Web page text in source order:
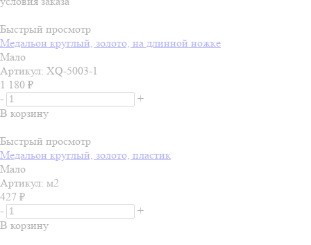
Быстрый просмотр
Медальон круглый, золото, на длинной ножке
Мало
Артикул: XQ-5003-1
1 180 ₽
-
+
В корзину
Быстрый просмотр
Медальон круглый, золото, пластик
Мало
Артикул: м2
427 ₽
-
+
В корзину